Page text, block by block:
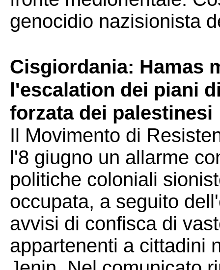
genocidio nazisionista
Cisgiordania: Hamas
l'escalation dei piani
forzata dei palestinesi
Il Movimento di
l'8 giugno un allarme
politiche coloniali
occupata, a seguito
avvisi di confisca di
appartenenti a cittadini